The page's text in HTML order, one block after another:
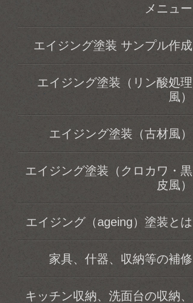
メニュー
エイジング塗装 サンプル作成
エイジング塗装（リン酸処理
風）
エイジング塗装（古材風）
エイジング塗装（クロカワ・黒
皮風）
エイジング（ageing）塗装とは
家具、什器、収納等の補修
キッチン収納、洗面台の収納、